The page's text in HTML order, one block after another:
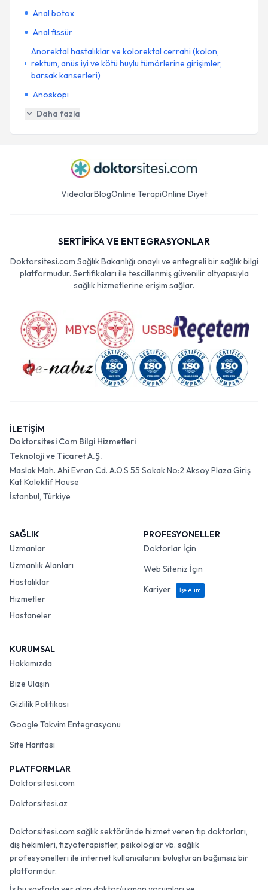
Anal botox
Anal fissür
Anorektal hastalıklar ve kolorektal cerrahi (kolon,
rektum, anüs iyi ve kötü huylu tümörlerine girişimler,
barsak kanserleri)
Anoskopi
Daha fazla
VideolarBlogOnline TerapiOnline Diyet
SERTİFİKA VE ENTEGRASYONLAR
Doktorsitesi.com Sağlık Bakanlığı onaylı ve entegreli bir sağlık bilgi
platformudur. Sertifikaları ile tescillenmiş güvenilir altyapısıyla
sağlık hizmetlerine erişim sağlar.
İLETİŞİM
Doktorsitesi Com Bilgi Hizmetleri
Teknoloji ve Ticaret A.Ş.
Maslak Mah. Ahi Evran Cd. A.O.S 55 Sokak No:2 Aksoy Plaza Giriş
Kat Kolektif House
İstanbul, Türkiye
SAĞLIK
Uzmanlar
Uzmanlık Alanları
Hastalıklar
Hizmetler
Hastaneler
PROFESYONELLER
Doktorlar İçin
Web Siteniz İçin
Kariyer
İşe Alım
KURUMSAL
Hakkımızda
Bize Ulaşın
Gizlilik Politikası
Google Takvim Entegrasyonu
Site Haritası
PLATFORMLAR
Doktorsitesi.com
Doktorsitesi.az
Doktorsitesi.com sağlık sektöründe hizmet veren tıp doktorları,
diş hekimleri, fizyoterapistler, psikologlar vb. sağlık
profesyonelleri ile internet kullanıcılarını buluşturan bağımsız bir
platformdur.